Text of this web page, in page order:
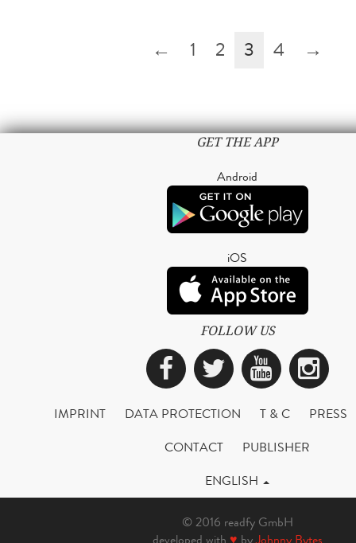
← 1 2 3 4 →
GET THE APP
Android
iOS
FOLLOW US
Facebook
Twitter
IMPRINT DATA PROTECTION T & C
PRESS
CONTACT
PUBLISHER
ENGLISH
© 2016 readfy GmbH